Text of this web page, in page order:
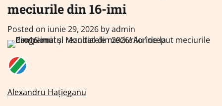
meciurile din 16-imi
Posted on iunie 29, 2026 byadmin
Alexandru Hațieganu